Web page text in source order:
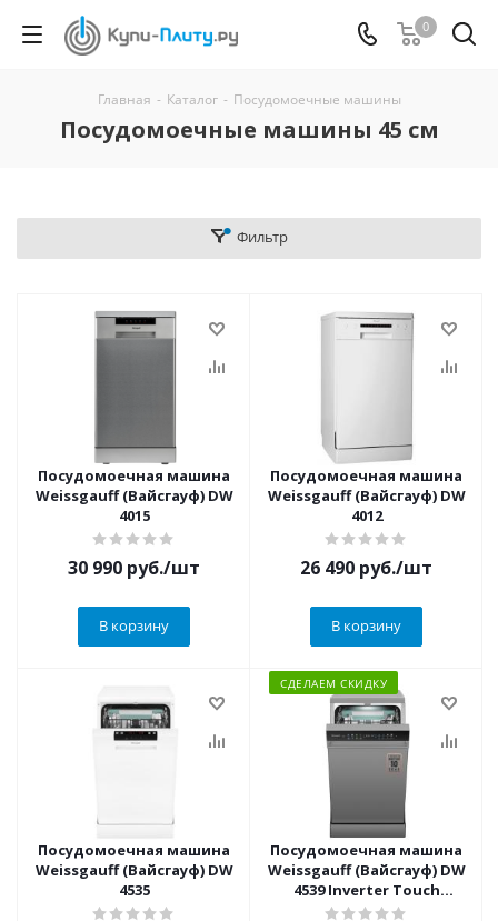
0
Главная - Каталог - Посудомоечные машины
Посудомоечные машины 45 см
Фильтр
Посудомоечная машина
Weissgauff (Вайсгауф) DW
4015
30 990 руб./шт
В корзину
Посудомоечная машина
Weissgauff (Вайсгауф) DW
4012
26 490 руб./шт
В корзину
Посудомоечная машина
Weissgauff (Вайсгауф) DW
4535
СДЕЛАЕМ СКИДКУ
Посудомоечная машина
Weissgauff (Вайсгауф) DW
4539 Inverter Touch
AutoOpen Inox